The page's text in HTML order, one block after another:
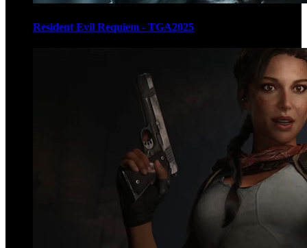
Resident Evil Requiem - TGA2025